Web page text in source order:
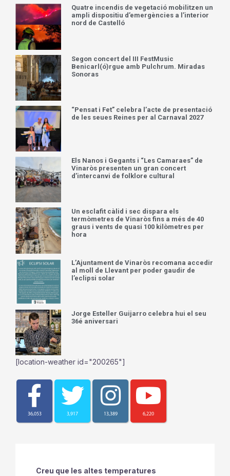
Quatre incendis de vegetació mobilitzen un
ampli dispositiu d’emergències a l’interior
nord de Castelló
Segon concert del III FestMusic
Benicarl(ó)rgue amb Pulchrum. Miradas
Sonoras
“Pensat i Fet” celebra l’acte de presentació
de les seues Reines per al Carnaval 2027
Els Nanos i Gegants i “Les Camaraes” de
Vinaròs presenten un gran concert
d’intercanvi de folklore cultural
Un esclafit càlid i sec dispara els
termòmetres de Vinaròs fins a més de 40
graus i vents de quasi 100 kilòmetres per
hora
L’Ajuntament de Vinaròs recomana accedir
al moll de Llevant per poder gaudir de
l’eclipsi solar
Jorge Esteller Guijarro celebra hui el seu
36é aniversari
[location-weather id="200265"]
36,053 3,917 13,389 6,220
Creu que les altes temperatures